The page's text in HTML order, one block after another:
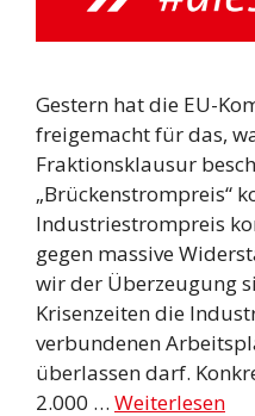
Gestern hat die EU-
freigemacht für das,
Fraktionsklausur
„Brückenstrompreis“
Industriestrompreis
gegen massive
wir der Überzeugung
Krisenzeiten die
verbundenen
überlassen darf.
2.000 … Weiterlesen